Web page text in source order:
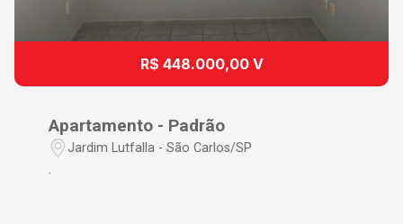
R$ 448.000,00 V
Apartamento - Padrão
Jardim Lutfalla - São Carlos/SP
.